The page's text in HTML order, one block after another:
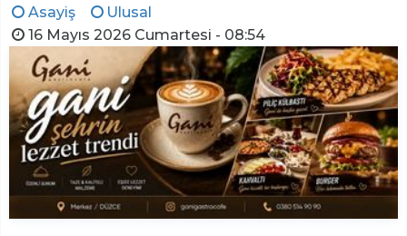
Asayiş
Ulusal
16 Mayıs 2026 Cumartesi - 08:54